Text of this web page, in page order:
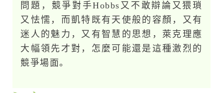
問題，競爭對手Hobbs又不敢辯論又猥瑣
又怯懦，而凱特既有天使般的容顏，又有
迷人的魅力，又有智慧的思想，萊克理應
大幅領先才對，怎麼可能還是這種激烈的
競爭場面。